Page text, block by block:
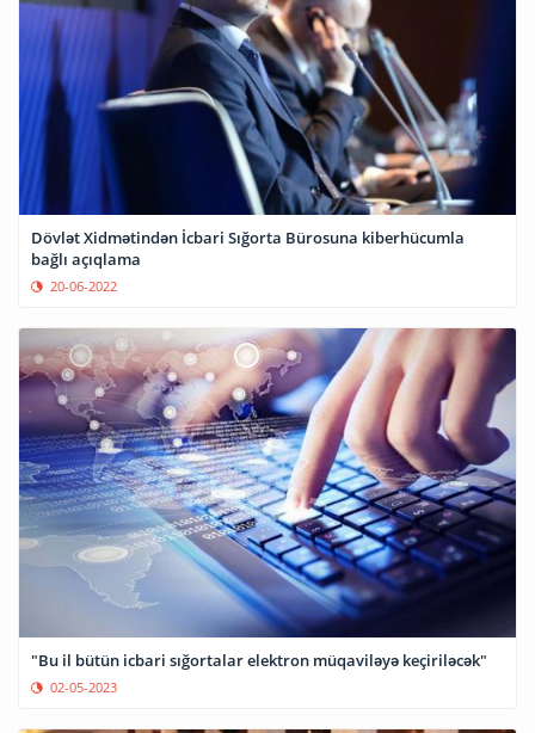
Dövlət Xidmətindən İcbari Sığorta Bürosuna kiberhücumla
bağlı açıqlama
20-06-2022
"Bu il bütün icbari sığortalar elektron müqaviləyə keçiriləcək"
02-05-2023